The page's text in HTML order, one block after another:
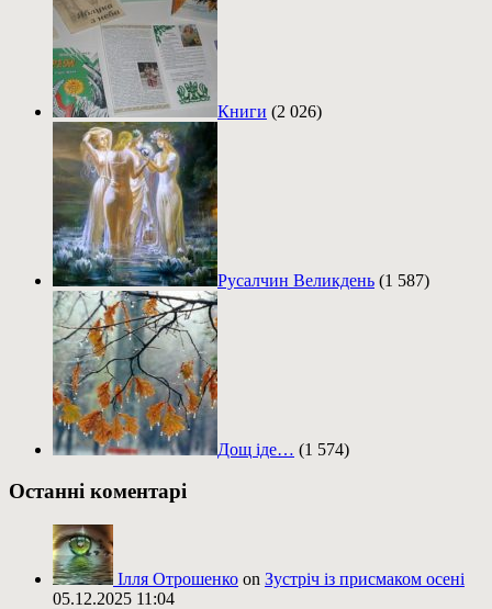
Книги (2 026)
Русалчин Великдень (1 587)
Дощ іде… (1 574)
Останні коментарі
Ілля Отрошенко on Зустріч із присмаком осені
05.12.2025 11:04